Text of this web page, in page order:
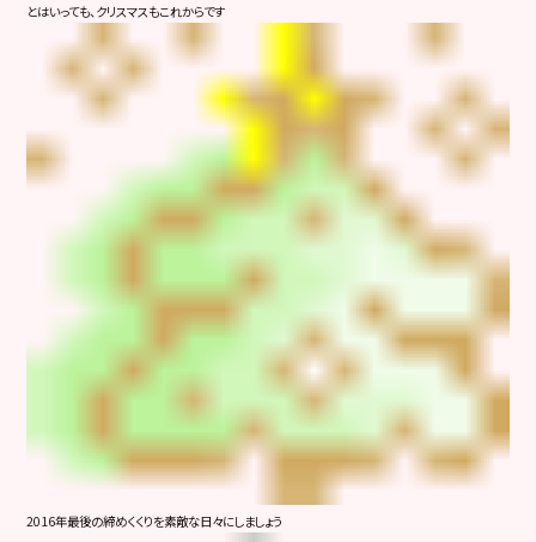
とはいっても、クリスマスもこれからです
2016年最後の締めくくりを素敵な日々にしましょう